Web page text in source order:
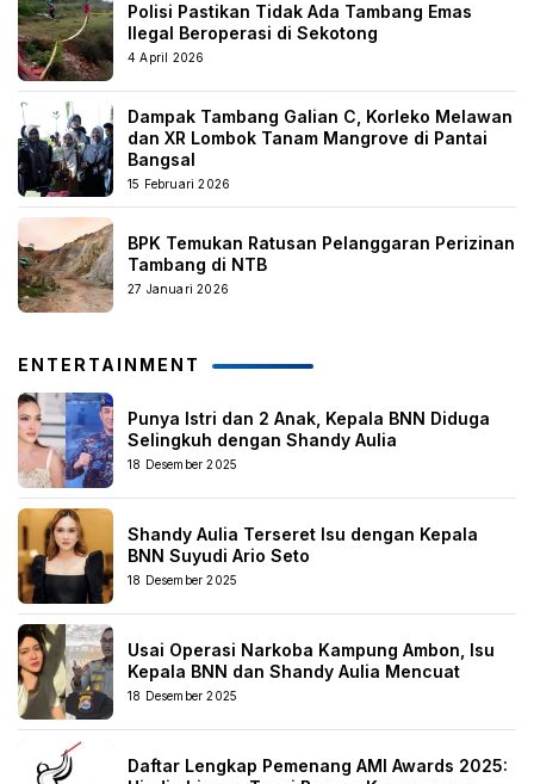
Polisi Pastikan Tidak Ada Tambang Emas
Ilegal Beroperasi di Sekotong
4 April 2026
Dampak Tambang Galian C, Korleko Melawan
dan XR Lombok Tanam Mangrove di Pantai
Bangsal
15 Februari 2026
BPK Temukan Ratusan Pelanggaran Perizinan
Tambang di NTB
27 Januari 2026
ENTERTAINMENT
Punya Istri dan 2 Anak, Kepala BNN Diduga
Selingkuh dengan Shandy Aulia
18 Desember 2025
Shandy Aulia Terseret Isu dengan Kepala
BNN Suyudi Ario Seto
18 Desember 2025
Usai Operasi Narkoba Kampung Ambon, Isu
Kepala BNN dan Shandy Aulia Mencuat
18 Desember 2025
Daftar Lengkap Pemenang AMI Awards 2025: